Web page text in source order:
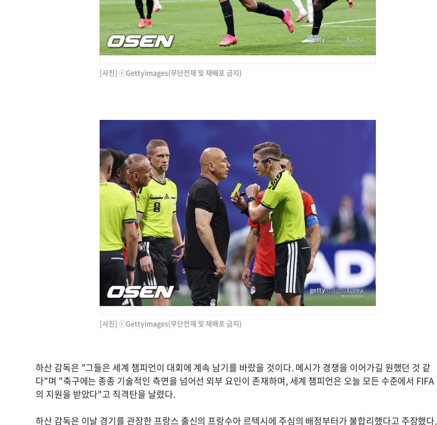
[사진] ⓒGettyimages(무단전재 및 재배포 금지)
[사진] ⓒGettyimages(무단전재 및 재배포 금지)
하산 감독은 "그들은 세계 챔피언이 대회에 계속 남기를 바랐을 것이다. 메시가 경쟁을 이어가길 원했던 것 같
다"며 "축구에는 종종 기술적인 측면을 넘어선 외부 요인이 존재하며, 세계 챔피언은 오늘 모든 수준에서 FIFA
의 지원을 받았다"고 직격탄을 날렸다.
하산 감독은 이날 경기를 관장한 프랑스 출신의 프랑수아 르텍시에 주심의 배정부터가 불합리했다고 주장했다.